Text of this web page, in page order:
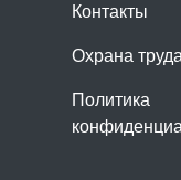
Контакты
Охрана
Политика